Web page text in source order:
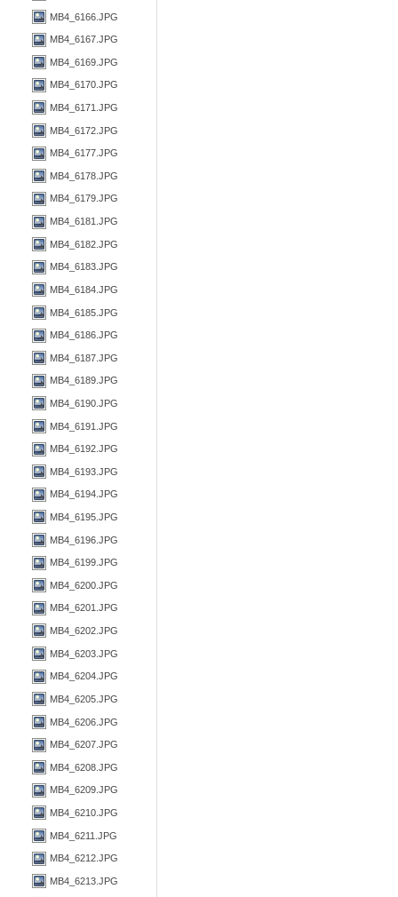
MB4_6166.JPG
MB4_6167.JPG
MB4_6169.JPG
MB4_6170.JPG
MB4_6171.JPG
MB4_6172.JPG
MB4_6177.JPG
MB4_6178.JPG
MB4_6179.JPG
MB4_6181.JPG
MB4_6182.JPG
MB4_6183.JPG
MB4_6184.JPG
MB4_6185.JPG
MB4_6186.JPG
MB4_6187.JPG
MB4_6189.JPG
MB4_6190.JPG
MB4_6191.JPG
MB4_6192.JPG
MB4_6193.JPG
MB4_6194.JPG
MB4_6195.JPG
MB4_6196.JPG
MB4_6199.JPG
MB4_6200.JPG
MB4_6201.JPG
MB4_6202.JPG
MB4_6203.JPG
MB4_6204.JPG
MB4_6205.JPG
MB4_6206.JPG
MB4_6207.JPG
MB4_6208.JPG
MB4_6209.JPG
MB4_6210.JPG
MB4_6211.JPG
MB4_6212.JPG
MB4_6213.JPG